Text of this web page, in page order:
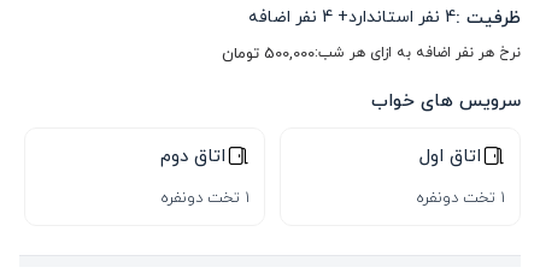
ظرفیت :4 نفر استاندارد+
4 نفر اضافه
نرخ هر نفر اضافه به ازای هر شب:500,000تومان
سرویس های خواب
اتاق اول
1 تخت دونفره
اتاق دوم
1 تخت دونفره